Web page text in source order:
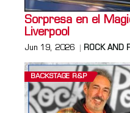
Sorpresa en el
Liverpool
Jun 19, 2026 ROCK AND
BACKSTAGE R&P